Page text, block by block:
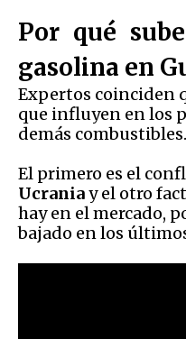
Por qué
gasolina en
Expertos coinciden
que influyen en los
demás combustibles.
El primero es el
Ucraniay el otro
hay en el mercado,
bajado en los